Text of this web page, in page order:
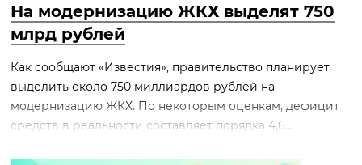
На модернизацию ЖКХ выделят 750
млрд рублей
Как сообщают «Известия», правительство планирует
выделить около 750 миллиардов рублей на
модернизацию ЖКХ. По некоторым оценкам, дефицит
средств в реальности составляет порядка 4,6...